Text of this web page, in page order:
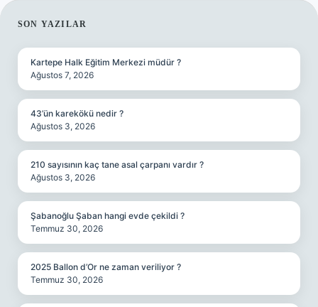
SIDEBAR
SON YAZILAR
Kartepe Halk Eğitim Merkezi müdür ?
Ağustos 7, 2026
43’ün karekökü nedir ?
Ağustos 3, 2026
210 sayısının kaç tane asal çarpanı vardır ?
Ağustos 3, 2026
Şabanoğlu Şaban hangi evde çekildi ?
Temmuz 30, 2026
2025 Ballon d’Or ne zaman veriliyor ?
Temmuz 30, 2026